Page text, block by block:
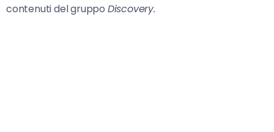
contenuti del gruppo Discovery.